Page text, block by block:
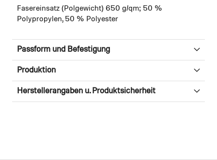
Fasereinsatz (Polgewicht) 650 g/qm; 50 %
Polypropylen, 50 % Polyester
Passform und Befestigung
Produktion
Herstellerangaben u. Produktsicherheit